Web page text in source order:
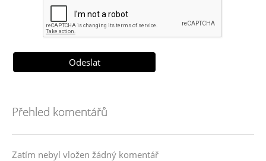
Přehled komentářů
Zatím nebyl vložen žádný komentář